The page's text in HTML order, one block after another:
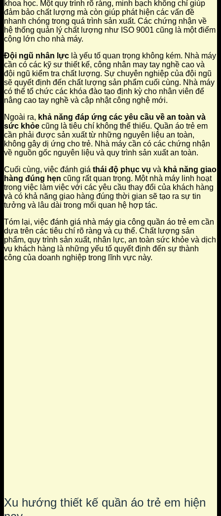
khoa học. Một quy trình rõ ràng, minh bạch không chỉ giúp
đảm bảo chất lượng mà còn giúp phát hiện các vấn đề
nhanh chóng trong quá trình sản xuất. Các chứng nhận về
hệ thống quản lý chất lượng như ISO 9001 cũng là một điểm
cộng lớn cho nhà máy.
Đội ngũ nhân lực là yếu tố quan trọng không kém. Nhà máy
cần có các kỹ sư thiết kế, công nhân may tay nghề cao và
đội ngũ kiểm tra chất lượng. Sự chuyên nghiệp của đội ngũ
sẽ quyết định đến chất lượng sản phẩm cuối cùng. Nhà máy
có thể tổ chức các khóa đào tạo định kỳ cho nhân viên để
nâng cao tay nghề và cập nhật công nghệ mới.
Ngoài ra, khả năng đáp ứng các yêu cầu về an toàn và
sức khỏe cũng là tiêu chí không thể thiếu. Quần áo trẻ em
cần phải được sản xuất từ những nguyên liệu an toàn,
không gây dị ứng cho trẻ. Nhà máy cần có các chứng nhận
về nguồn gốc nguyên liệu và quy trình sản xuất an toàn.
Cuối cùng, việc đánh giá thái độ phục vụ và khả năng giao
hàng đúng hẹn cũng rất quan trọng. Một nhà máy linh hoạt
trong việc làm việc với các yêu cầu thay đổi của khách hàng
và có khả năng giao hàng đúng thời gian sẽ tạo ra sự tin
tưởng và lâu dài trong mối quan hệ hợp tác.
Tóm lại, việc đánh giá nhà máy gia công quần áo trẻ em cần
dựa trên các tiêu chí rõ ràng và cụ thể. Chất lượng sản
phẩm, quy trình sản xuất, nhân lực, an toàn sức khỏe và dịch
vụ khách hàng là những yếu tố quyết định đến sự thành
công của doanh nghiệp trong lĩnh vực này.
Xu hướng thiết kế quần áo trẻ em hiện